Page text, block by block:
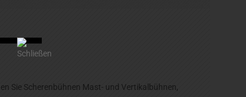
Sie Scherenbühnen Mast- und Vertikalbühnen,